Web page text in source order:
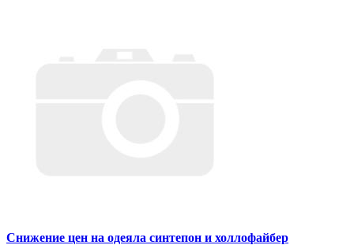
Снижение цен на одеяла синтепон и холлофайбер